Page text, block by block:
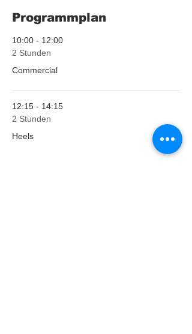
Programmplan
10:00 - 12:00
2 Stunden
Commercial
12:15 - 14:15
2 Stunden
Heels